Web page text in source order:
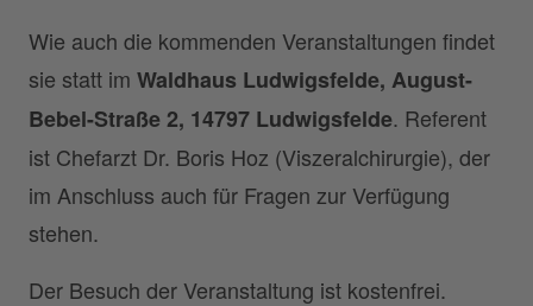
Wie auch die kommenden Veranstaltungen findet
sie statt im Waldhaus Ludwigsfelde, August-
Bebel-Straße 2, 14797 Ludwigsfelde. Referent
ist Chefarzt Dr. Boris Hoz (Viszeralchirurgie), der
im Anschluss auch für Fragen zur Verfügung
stehen.
Der Besuch der Veranstaltung ist kostenfrei.